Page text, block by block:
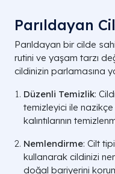
Parıldayan
Parıldayan bir cilde
rutini ve yaşam tarzı
cildinizin parlamasına
Düzenli Temizlik:
temizleyici ile nazikçe
kalıntılarının
Nemlendirme: Cilt
kullanarak cildinizi
doğal bariyerini